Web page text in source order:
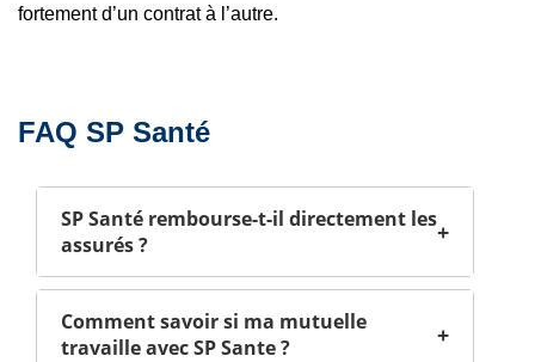
fortement d’un contrat à l’autre.
FAQ SP Santé
SP Santé rembourse-t-il directement les
assurés ?
+
Comment savoir si ma mutuelle
travaille avec SP Sante ?
+